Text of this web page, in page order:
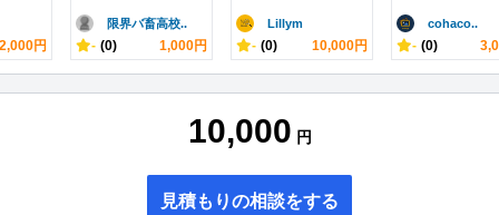
2,000円
限界バ畜高校..
- (0) 1,000円
Lillym
- (0) 10,000円
cohaco..
- (0)
10,000 円
見積もりの相談をする